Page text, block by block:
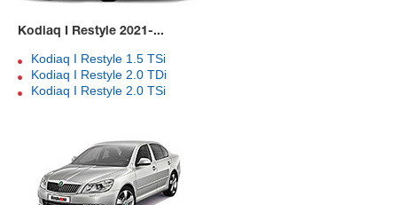
Kodiaq I Restyle 2021-...
Kodiaq I Restyle 1.5 TSi
Kodiaq I Restyle 2.0 TDi
Kodiaq I Restyle 2.0 TSi